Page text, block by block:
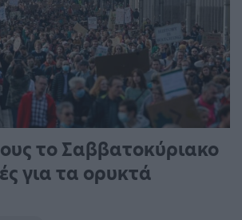
το Σαββατοκύριακο
για τα ορυκτά